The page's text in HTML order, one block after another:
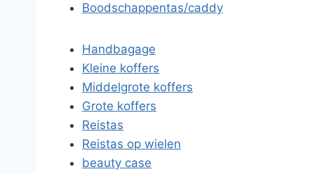
Boodschappentas/caddy
Handbagage
Kleine koffers
Middelgrote koffers
Grote koffers
Reistas
Reistas op wielen
beauty case